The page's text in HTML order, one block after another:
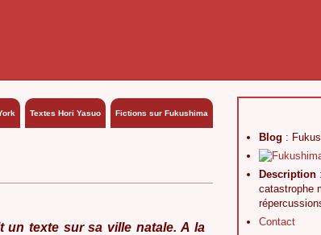
Textes Hori Yasuo Fictions sur Fukushima
un texte sur sa ville natale. A la
Blog :
Description
catastrophe
Contact